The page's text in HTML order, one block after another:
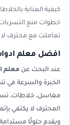
كيفية العناية
خطوات منع
تعاملت مع محترف لا
افضل معلم
عند البحث عن معلم
الخبرة والسرعة في
مغاسل، خلاطات،
المحترف لا يكتفي
ويقدم حلولًا